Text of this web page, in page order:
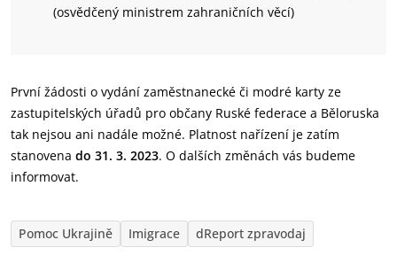
(osvědčený ministrem zahraničních věcí)
První žádosti o vydání zaměstnanecké či modré karty ze
zastupitelských úřadů pro občany Ruské federace a Běloruska
tak nejsou ani nadále možné. Platnost nařízení je zatím
stanovena do 31. 3. 2023. O dalších změnách vás budeme
informovat.
Pomoc Ukrajině Imigrace dReport zpravodaj